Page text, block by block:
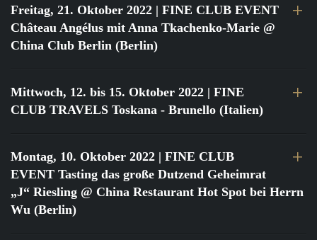
Freitag, 21. Oktober 2022 | FINE CLUB EVENT
Château Angélus mit Anna Tkachenko-Marie @
China Club Berlin (Berlin)
Mittwoch, 12. bis 15. Oktober 2022 | FINE
CLUB TRAVELS Toskana - Brunello (Italien)
Montag, 10. Oktober 2022 | FINE CLUB
EVENT Tasting das große Dutzend Geheimrat
„J“ Riesling @ China Restaurant Hot Spot bei Herrn
Wu (Berlin)